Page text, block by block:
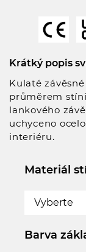
Krátký popis
Kulaté
průměrem
lankového
uchyceno
interiéru.
Materiál
Vyberte
Barva